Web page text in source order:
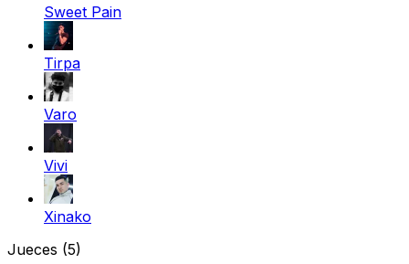
Sweet Pain
Tirpa
Varo
Vivi
Xinako
Jueces (5)